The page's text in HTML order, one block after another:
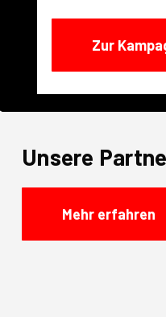
Zur
Unsere
Mehr erfahren